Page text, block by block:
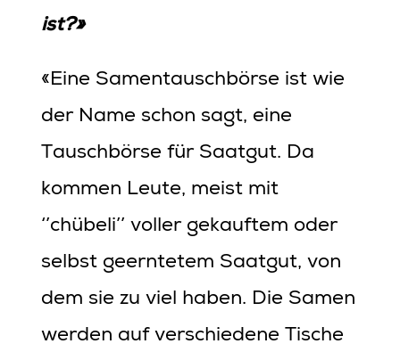
ist?»
«Eine Samentauschbörse ist wie
der Name schon sagt, eine
Tauschbörse für Saatgut. Da
kommen Leute, meist mit
‘’chübeli’’ voller gekauftem oder
selbst geerntetem Saatgut, von
dem sie zu viel haben. Die Samen
werden auf verschiedene Tische